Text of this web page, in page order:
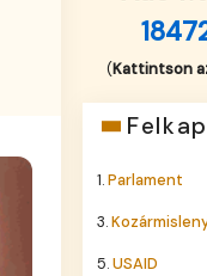
(Kattintson
1.Parlament
3.
5.USAID